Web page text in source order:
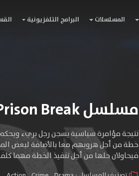
المسلسلات البرامج التلفزيونية
مسلسل Prison Break الموسم الاول
نتيجة مؤامرة سياسية يسجن رجل بريء
خطة من أجل هروبهم معا بالأضافة لبعض
فيحاولان حلها من أجل تنفيذ الخطة مهما